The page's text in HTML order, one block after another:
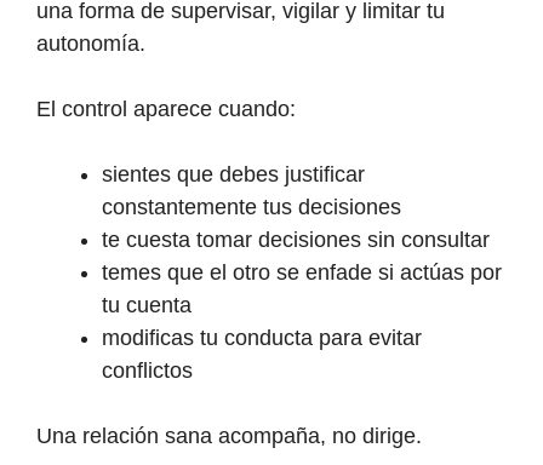
una forma de supervisar, vigilar y limitar tu
autonomía.
El control aparece cuando:
sientes que debes justificar
constantemente tus decisiones
te cuesta tomar decisiones sin consultar
temes que el otro se enfade si actúas por
tu cuenta
modificas tu conducta para evitar
conflictos
Una relación sana acompaña, no dirige.